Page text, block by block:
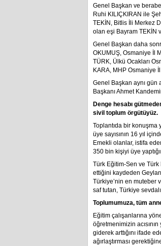
Genel Başkan ve
Ruhi KILIÇKIRAN ile
TEKİN, Bitlis İli Merkez
olan eşi Bayram TEKİN
Genel Başkan daha
OKUMUŞ, Osmaniye İl
TÜRK, Ülkü Ocakları
KARA, MHP Osmaniye
Genel Başkan aynı gün
Başkanı Ahmet
Denge hesabı
sivil toplum örgütüyüz.
Toplantıda bir konuşma
üye sayısının 16 yıl
Emekli olanlar, istifa
350 bin kişiyi üye
Türk Eğitim-Sen ve Türk
ettiğini kaydeden
Türkiye’nin en muteber
saf tutan, Türkiye
Toplumumuza, tüm
Eğitim çalışanlarına
öğretmenimizin
giderek arttığını ifade
ağırlaştırması